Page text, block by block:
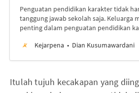
Penguatan pendidikan karakter tidak
tanggung jawab sekolah saja. Keluarga
penting dalam penguatan pendidikan
Kejarpena
Dian Kusumawardani
Itulah tujuh kecakapan yang